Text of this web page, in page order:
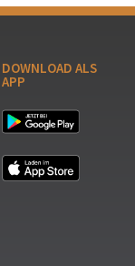
DOWNLOAD ALS
APP